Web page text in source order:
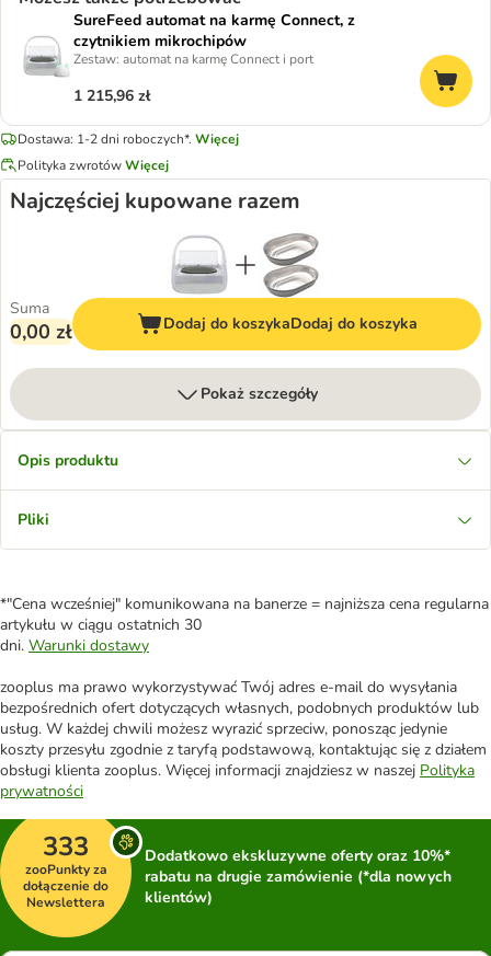
SureFeed automat na karmę Connect, z
czytnikiem mikrochipów
Zestaw: automat na karmę Connect i port
1 215,96 zł
Dostawa: 1-2 dni roboczych*. Więcej
Polityka zwrotówWięcej
Najczęściej kupowane razem
Suma
0,00 zł Dodaj do koszykaDodaj do koszyka
Pokaż szczegóły
Opis produktu
Pliki
*"Cena wcześniej" komunikowana na banerze = najniższa cena regularna
artykułu w ciągu ostatnich 30
dni. Warunki dostawy
zooplus ma prawo wykorzystywać Twój adres e-mail do wysyłania
bezpośrednich ofert dotyczących własnych, podobnych produktów lub
usług. W każdej chwili możesz wyrazić sprzeciw, ponosząc jedynie
koszty przesyłu zgodnie z taryfą podstawową, kontaktując się z działem
obsługi klienta zooplus. Więcej informacji znajdziesz w naszej Polityka
prywatności
333
zooPunkty za
dołączenie do
Newslettera
Dodatkowo ekskluzywne oferty oraz 10%*
rabatu na drugie zamówienie (*dla nowych
klientów)